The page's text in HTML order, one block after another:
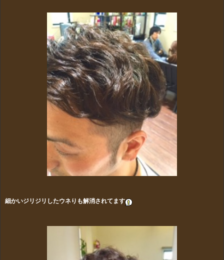
細かいジリジリしたウネりも解消されてます